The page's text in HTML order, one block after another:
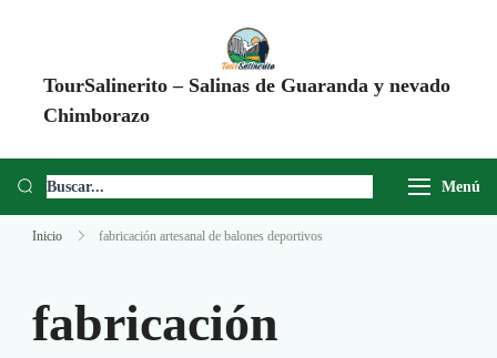
TourSalinerito – Salinas de Guaranda y nevado
Chimborazo
Chimborazo, Minas de Sal, Quesera El Salinerito, Chocolates El
Menú
Inicio fabricación artesanal de balones deportivos
fabricación